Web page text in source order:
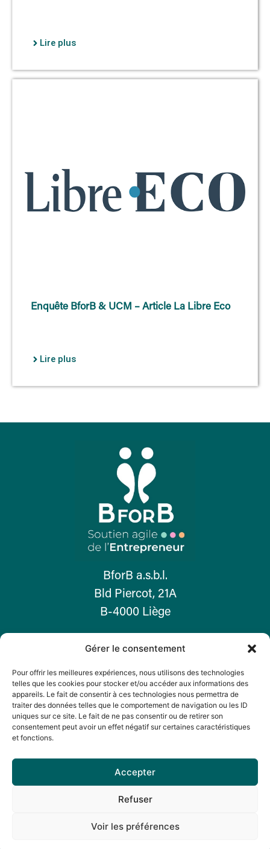
Gérer le consentement
Pour offrir les meilleures expériences, nous utilisons des technologies
telles que les cookies pour stocker et/ou accéder aux informations des
appareils. Le fait de consentir à ces technologies nous permettra de
traiter des données telles que le comportement de navigation ou les ID
uniques sur ce site. Le fait de ne pas consentir ou de retirer son
consentement peut avoir un effet négatif sur certaines caractéristiques
et fonctions.
Accepter
Refuser
Voir les préférences
Lire plus
Enquête BforB & UCM – Article La Libre Eco
Lire plus
BforB a.s.b.l.
Bld Piercot, 21A
B-4000 Liège
T. +32 468 099 105
contact@bforb-asbl.be
N° Entr. : 1009.128.711
Devenir membre
Accès RGDP